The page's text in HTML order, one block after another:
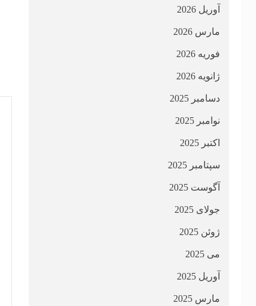
آوریل 2026
مارس 2026
فوریه 2026
ژانویه 2026
دسامبر 2025
نوامبر 2025
اکتبر 2025
سپتامبر 2025
آگوست 2025
جولای 2025
ژوئن 2025
می 2025
آوریل 2025
مارس 2025